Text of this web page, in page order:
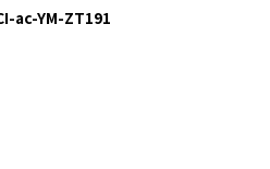
ac-YM-ZT191